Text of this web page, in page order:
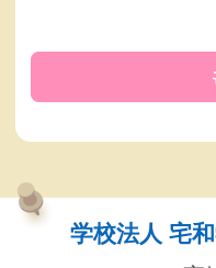
学校法人 宅